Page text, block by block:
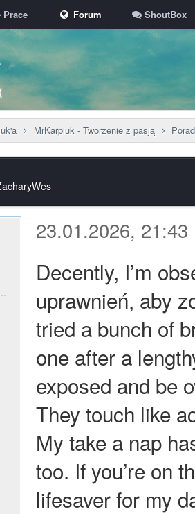
Prace Forum ShoutBox
MrKarpiuk - Tworzenie z pasją
23.01.2026, 21:43
Decently, I’m
uprawnień, aby
tried a bunch of
one after a
exposed and be
They touch like
My take a nap
too. If you’re on
lifesaver for my